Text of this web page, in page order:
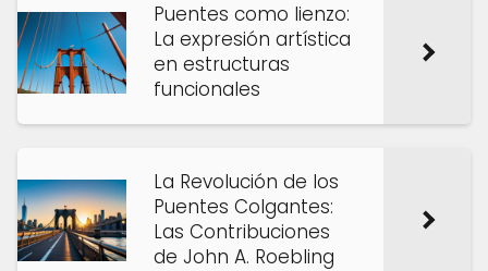
Puentes como lienzo:
La expresión artística
en estructuras
funcionales
La Revolución de los
Puentes Colgantes:
Las Contribuciones
de John A. Roebling